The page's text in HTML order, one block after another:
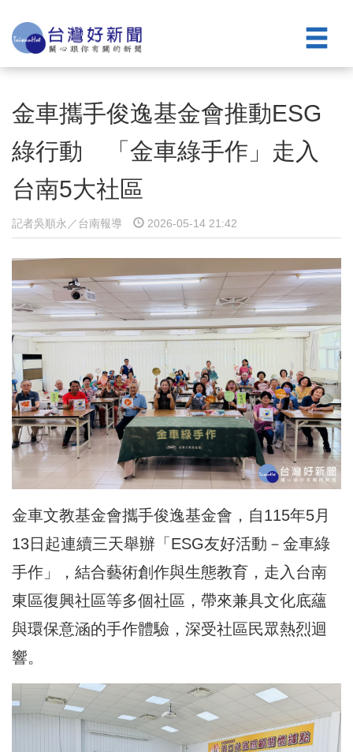
金車攜手俊逸基金會推動ESG
綠行動 「金車綠手作」走入
台南5大社區
記者吳順永／台南報導 2026-05-14 21:42
金車文教基金會攜手俊逸基金會，自115年5月
13日起連續三天舉辦「ESG友好活動－金車綠
手作」，結合藝術創作與生態教育，走入台南
東區復興社區等多個社區，帶來兼具文化底蘊
與環保意涵的手作體驗，深受社區民眾熱烈迴
響。